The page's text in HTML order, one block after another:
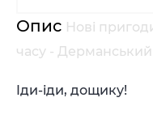
Опис Новi
часу -
Iди-iди, дощику!